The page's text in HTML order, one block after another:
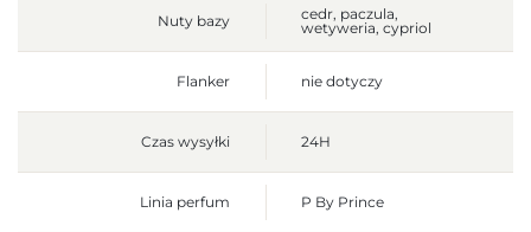
Nuty bazy
cedr, paczula,
wetyweria, cypriol
Flanker nie dotyczy
Czas wysyłki 24H
Linia perfum P By Prince